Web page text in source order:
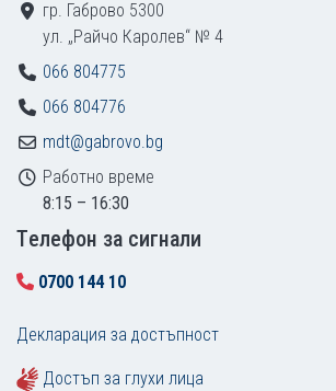
гр. Габрово 5300
ул. „Райчо Каролев“ № 4
066 804775
066 804776
mdt@gabrovo.bg
Работно време
8:15 – 16:30
Tелефон за сигнали
0700 144 10
Декларация за достъпност
Достъп за глухи лица